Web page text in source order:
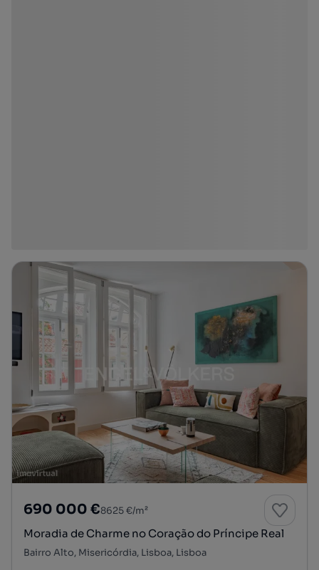
690 000 €8625 €/m²
Moradia de Charme no Coração do Príncipe Real
Bairro Alto, Misericórdia, Lisboa, Lisboa